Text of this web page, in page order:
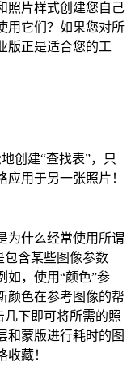
照片样式创建您自己
用它们？如果您对所
版正是适合您的工
创建“查找表”，只
用于另一张照片！
为什么经常使用所谓
包含某些图像参数
如，使用“颜色”参
颜色在参考图像的帮
几下即可将所需的照
和蒙版进行耗时的图
藏！